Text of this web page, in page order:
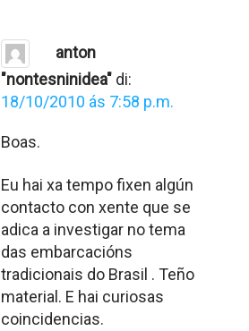
anton
"nontesninidea" di:
18/10/2010 ás 7:58 p.m.
Boas.
Eu hai xa tempo fixen algún
contacto con xente que se
adica a investigar no tema
das embarcacións
tradicionais do Brasil . Teño
material. E hai curiosas
coincidencias.